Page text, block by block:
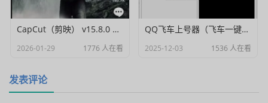
CapCut（剪映） v15.8.0 国际高级会员解锁破解版
2026-01-29 1776 人在看
QQ飞车上号器（飞车一键登号器）V1.0
2025-12-03 1536 人在看
发表评论